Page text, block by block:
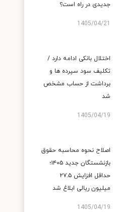
جدیدی در راه است؟
1405/04/21
اختلال بانکی ادامه دارد /
تکلیف سود سپرده ها و
برداشت از حساب مشخص
شد
1405/04/19
اصلاح نحوه محاسبه حقوق
بازنشستگان جدید ۱۴۰۵؛
حداقل افزایش ۲۷.۵
میلیون ریالی ابلاغ شد
1405/04/19